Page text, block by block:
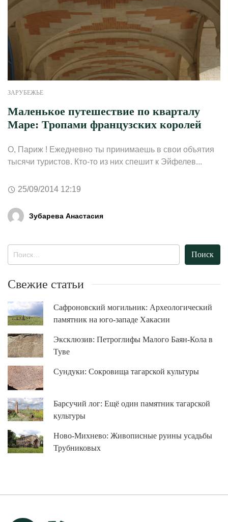
ЗАРУБЕЖЬЕ
Маленькое путешествие по кварталу
Маре: Тропами французских королей
О, Париж ! Ежедневно ты принимаешь в свои объятия
тысячи туристов. Кто-то из них спешит к Эйфелев...
25/09/2014 12:19
Зубарева Анастасия
Свежие статьи
Сафроновский могильник: Археологический
памятник на юго-западе Хакасии
Эксклюзив: Петроглифы Малого Баян-Кола в
Туве
Сундуки: Сокровища тагарской культуры
Барсучий лог: Ещё один памятник тагарской
культуры
Ново-Михнево: Живописные руины усадьбы
Трубниковых